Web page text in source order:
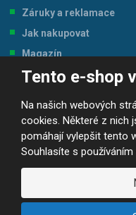
Tento e-shop
Na našich webových
cookies. Některé z nich
pomáhají vylepšit tento
Souhlasíte s
Záruky a reklamace
Jak nakupovat
Magazín
Tabulka velikostí
© 2026, JP-SPORT.CZ
Prohlášení o přístupnosti |Mapa
VYROBILA
R